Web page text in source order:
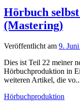
Hörbuch
(Mastering)
Veröffentlicht am 9.
Dies ist Teil 22 meiner
Hörbuchproduktion in
weiteren Artikel, die
Hörbuchproduktion